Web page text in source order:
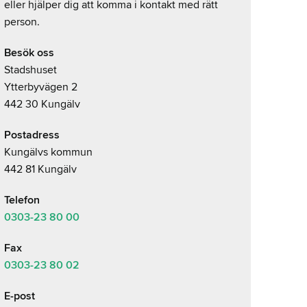
eller hjälper dig att komma i kontakt med rätt
person.
Besök oss
Stadshuset
Ytterbyvägen 2
442 30 Kungälv
Postadress
Kungälvs kommun
442 81 Kungälv
Telefon
0303-23 80 00
Fax
0303-23 80 02
E-post